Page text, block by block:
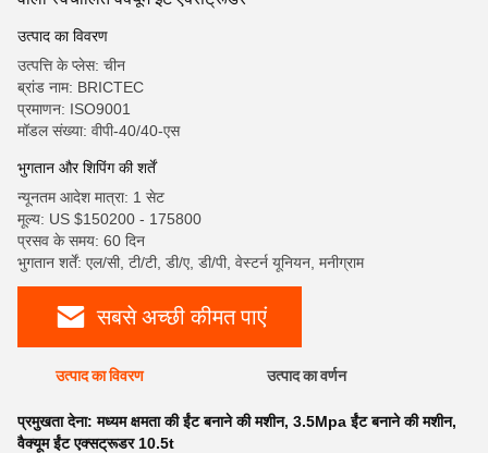
उत्पाद का विवरण
उत्पत्ति के प्लेस: चीन
ब्रांड नाम: BRICTEC
प्रमाणन: ISO9001
मॉडल संख्या: वीपी-40/40-एस
भुगतान और शिपिंग की शर्तें
न्यूनतम आदेश मात्रा: 1 सेट
मूल्य: US $150200 - 175800
प्रसव के समय: 60 दिन
भुगतान शर्तें: एल/सी, टी/टी, डी/ए, डी/पी, वेस्टर्न यूनियन, मनीग्राम
सबसे अच्छी कीमत पाएं
उत्पाद का विवरण उत्पाद का वर्णन
प्रमुखता देना:मध्यम क्षमता की ईंट बनाने की मशीन, 3.5Mpa ईंट बनाने की मशीन,
वैक्यूम ईंट एक्सट्रूडर 10.5t